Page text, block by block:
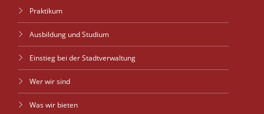
Praktikum
Ausbildung und Studium
Einstieg bei der Stadtverwaltung
Wer wir sind
Was wir bieten